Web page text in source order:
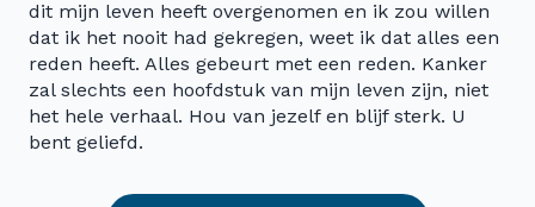
dit mijn leven heeft overgenomen en ik zou willen
dat ik het nooit had gekregen, weet ik dat alles een
reden heeft. Alles gebeurt met een reden. Kanker
zal slechts een hoofdstuk van mijn leven zijn, niet
het hele verhaal. Hou van jezelf en blijf sterk. U
bent geliefd.